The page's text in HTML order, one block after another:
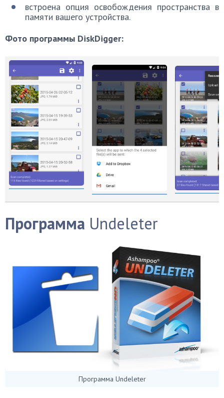
встроена опция освобождения пространства в
памяти вашего устройства.
Фото программы DiskDigger:
Программа Undeleter
Программа Undeleter